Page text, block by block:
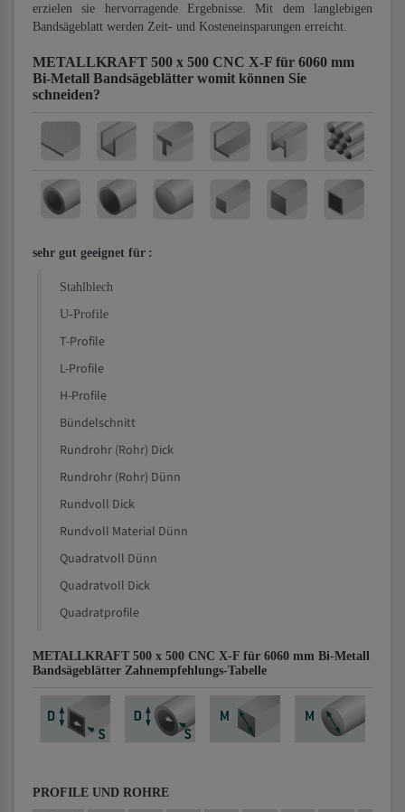
erzielen sie hervorragende Ergebnisse. Mit dem langlebigen
Bandsägeblatt werden Zeit- und Kosteneinsparungen erreicht.
METALLKRAFT 500 x 500 CNC X-F für 6060 mm
Bi-Metall Bandsägeblätter womit können Sie
schneiden?
sehr gut geeignet für :
Stahlblech
U-Profile
T-Profile
L-Profile
H-Profile
Bündelschnitt
Rundrohr (Rohr) Dick
Rundrohr (Rohr) Dünn
Rundvoll Dick
Rundvoll Material Dünn
Quadratvoll Dünn
Quadratvoll Dick
Quadratprofile
METALLKRAFT 500 x 500 CNC X-F für 6060 mm Bi-Metall
Bandsägeblätter Zahnempfehlungs-Tabelle
PROFILE UND ROHRE